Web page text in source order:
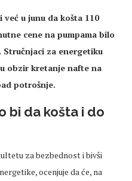
u junu da košta 110
cene na pumpama bilo
za energetiku
obzir kretanje nafte na
potrošnje.
bi da košta i do
za bezbednost i bivši
ocenjuje da će, na